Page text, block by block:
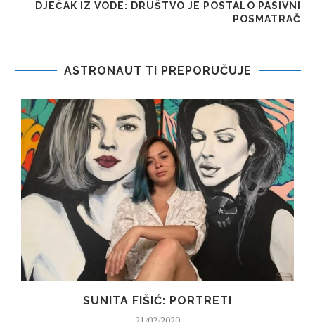
DJEČAK IZ VODE: DRUŠTVO JE POSTALO PASIVNI
POSMATRAČ
ASTRONAUT TI PREPORUČUJE
SUNITA FIŠIĆ: PORTRETI